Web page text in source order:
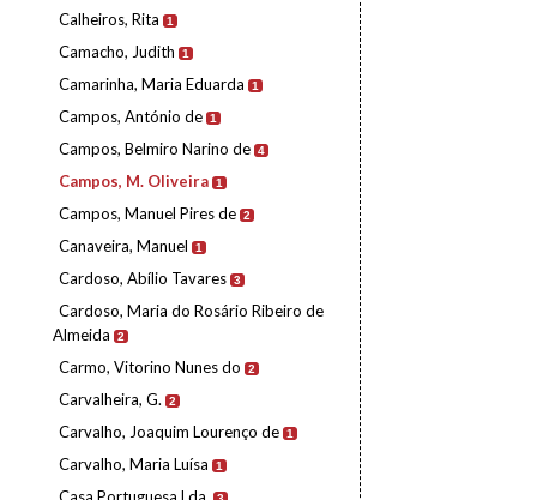
Calheiros, Rita 1
Camacho, Judith 1
Camarinha, Maria Eduarda 1
Campos, António de 1
Campos, Belmiro Narino de 4
Campos, M. Oliveira 1
Campos, Manuel Pires de 2
Canaveira, Manuel 1
Cardoso, Abílio Tavares 3
Cardoso, Maria do Rosário Ribeiro de
Almeida
2
Carmo, Vitorino Nunes do 2
Carvalheira, G. 2
Carvalho, Joaquim Lourenço de 1
Carvalho, Maria Luísa 1